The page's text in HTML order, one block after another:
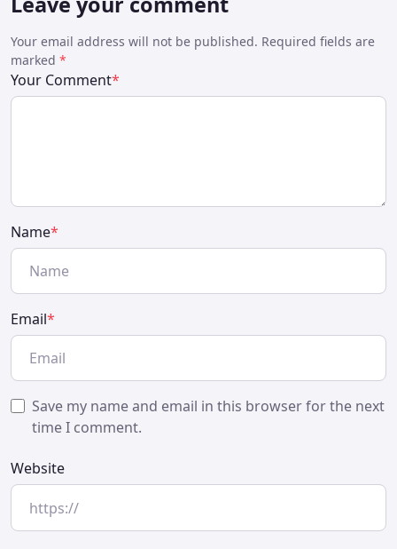
Your email address will not be published. Required fields are
marked *
Your Comment*
Name*
Email*
Save my name and email in this browser for the next
time I comment.
Website